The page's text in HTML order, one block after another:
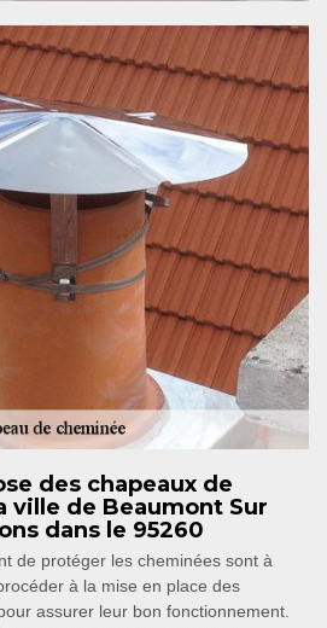
des chapeaux de
ville de Beaumont Sur
dans le 95260
de protéger les cheminées sont à
à la mise en place des
assurer leur bon fonctionnement.